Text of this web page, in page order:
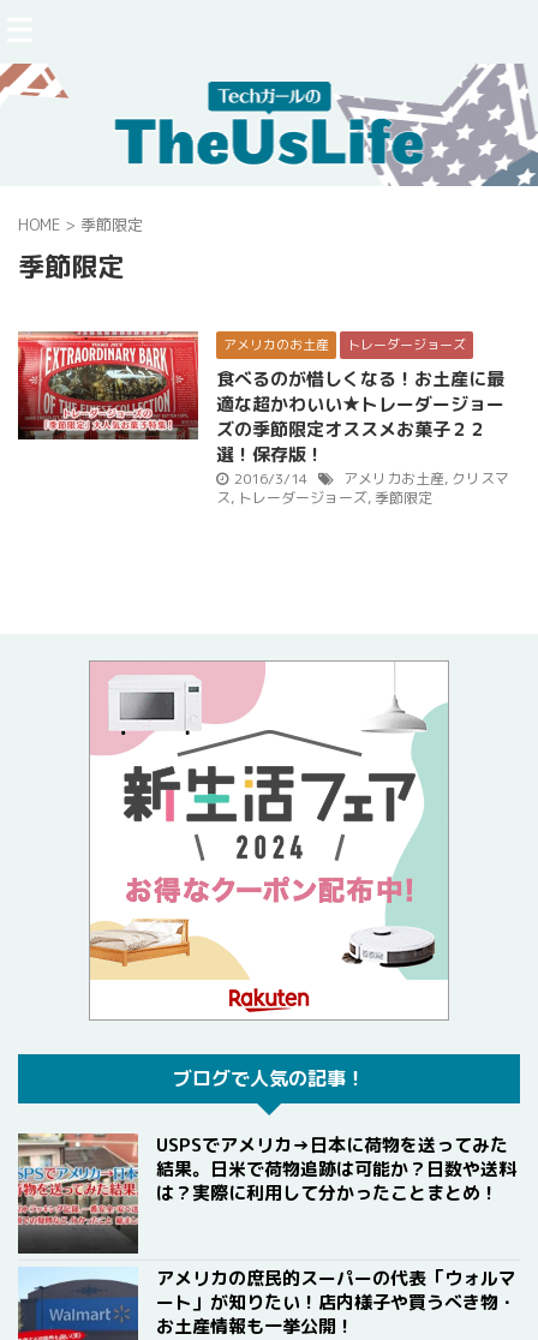
HOME > 季節限定
季節限定
アメリカのお土産 トレーダージョーズ
食べるのが惜しくなる！お土産に最
適な超かわいい★トレーダージョー
ズの季節限定オススメお菓子２２
選！保存版！
2016/3/14 アメリカお土産, クリスマ
ス, トレーダージョーズ, 季節限定
ブログで人気の記事！
USPSでアメリカ→日本に荷物を送ってみた
結果。日米で荷物追跡は可能か？日数や送料
は？実際に利用して分かったことまとめ！
アメリカの庶民的スーパーの代表「ウォルマ
ート」が知りたい！店内様子や買うべき物・
お土産情報も一挙公開！